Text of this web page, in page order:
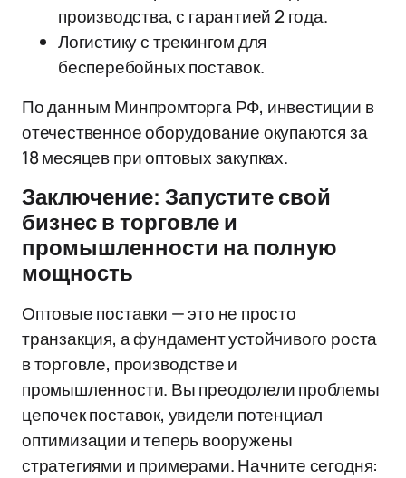
производства, с гарантией 2 года.
Логистику с трекингом для
бесперебойных поставок.
По данным Минпромторга РФ, инвестиции в
отечественное оборудование окупаются за
18 месяцев при оптовых закупках.
Заключение: Запустите свой
бизнес в торговле и
промышленности на полную
мощность
Оптовые поставки — это не просто
транзакция, а фундамент устойчивого роста
в торговле, производстве и
промышленности. Вы преодолели проблемы
цепочек поставок, увидели потенциал
оптимизации и теперь вооружены
стратегиями и примерами. Начните сегодня: